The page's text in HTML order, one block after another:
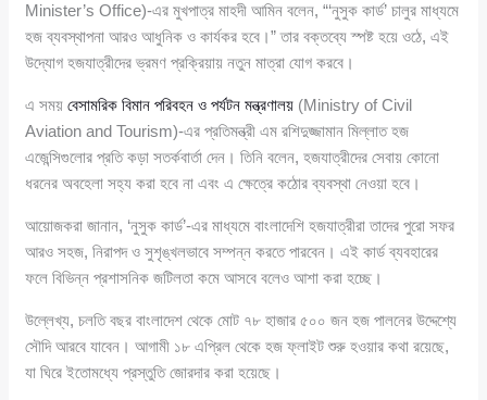
Minister’s Office)-এর মুখপাত্র মাহদী আমিন বলেন, “‘নুসুক কার্ড’ চালুর মাধ্যমে
হজ ব্যবস্থাপনা আরও আধুনিক ও কার্যকর হবে।” তার বক্তব্যে স্পষ্ট হয়ে ওঠে, এই
উদ্যোগ হজযাত্রীদের ভ্রমণ প্রক্রিয়ায় নতুন মাত্রা যোগ করবে।
এ সময়বেসামরিক বিমান পরিবহন ও পর্যটন মন্ত্রণালয় (Ministry of Civil
Aviation and Tourism)-এর প্রতিমন্ত্রী এম রশিদুজ্জামান মিল্লাত হজ
এজেন্সিগুলোর প্রতি কড়া সতর্কবার্তা দেন। তিনি বলেন, হজযাত্রীদের সেবায় কোনো
ধরনের অবহেলা সহ্য করা হবে না এবং এ ক্ষেত্রে কঠোর ব্যবস্থা নেওয়া হবে।
আয়োজকরা জানান, ‘নুসুক কার্ড’-এর মাধ্যমে বাংলাদেশি হজযাত্রীরা তাদের পুরো সফর
আরও সহজ, নিরাপদ ও সুশৃঙ্খলভাবে সম্পন্ন করতে পারবেন। এই কার্ড ব্যবহারের
ফলে বিভিন্ন প্রশাসনিক জটিলতা কমে আসবে বলেও আশা করা হচ্ছে।
উল্লেখ্য, চলতি বছর বাংলাদেশ থেকে মোট ৭৮ হাজার ৫০০ জন হজ পালনের উদ্দেশ্যে
সৌদি আরবে যাবেন। আগামী ১৮ এপ্রিল থেকে হজ ফ্লাইট শুরু হওয়ার কথা রয়েছে,
যা ঘিরে ইতোমধ্যে প্রস্তুতি জোরদার করা হয়েছে।